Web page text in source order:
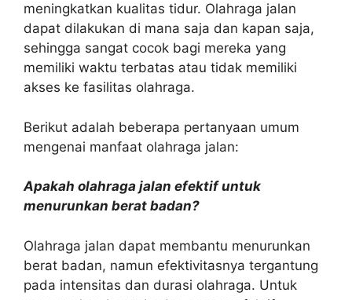
meningkatkan kualitas tidur. Olahraga jalan
dapat dilakukan di mana saja dan kapan saja,
sehingga sangat cocok bagi mereka yang
memiliki waktu terbatas atau tidak memiliki
akses ke fasilitas olahraga.
Berikut adalah beberapa pertanyaan umum
mengenai manfaat olahraga jalan:
Apakah olahraga jalan efektif untuk
menurunkan berat badan?
Olahraga jalan dapat membantu menurunkan
berat badan, namun efektivitasnya tergantung
pada intensitas dan durasi olahraga. Untuk